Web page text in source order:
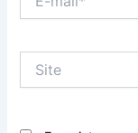
mail*